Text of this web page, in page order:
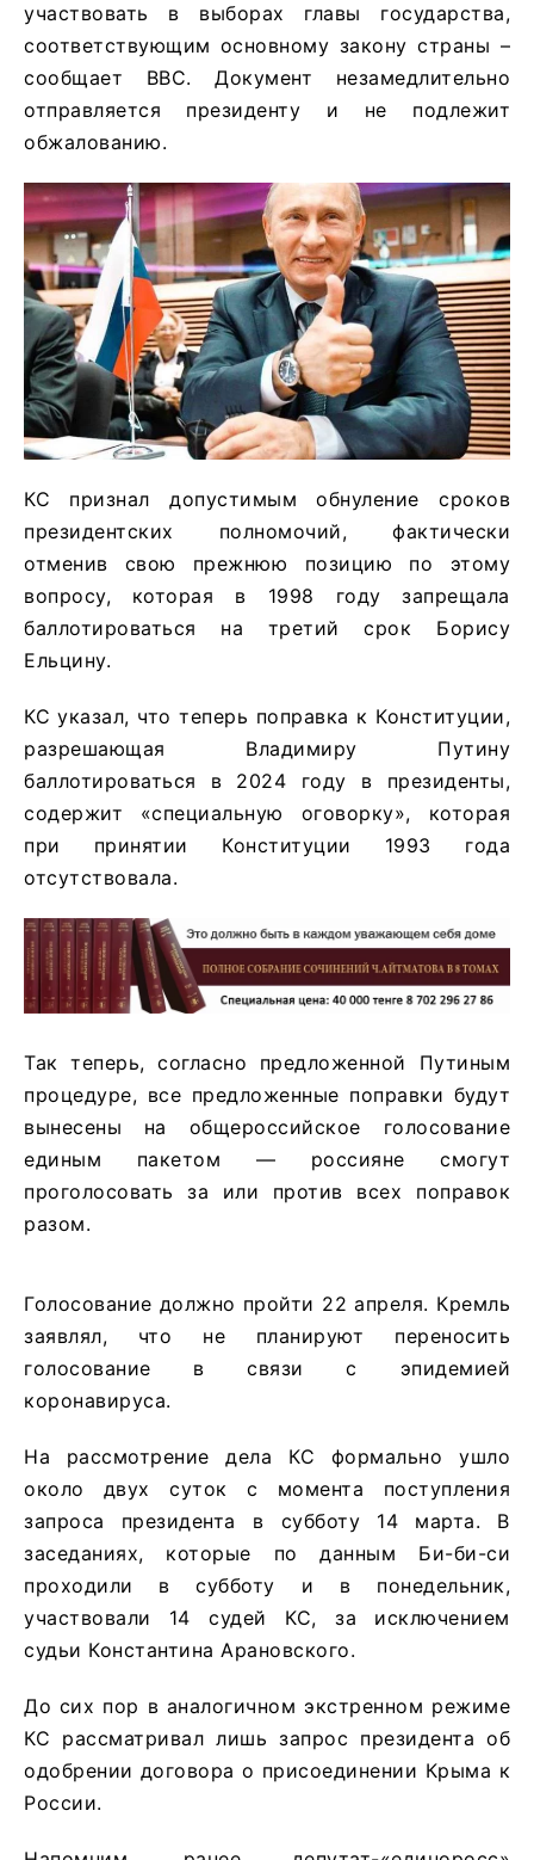
участвовать в выборах главы государства,
соответствующим основному закону страны –
сообщает ВВС. Документ незамедлительно
отправляется президенту и не подлежит
обжалованию.
КС признал допустимым обнуление сроков
президентских полномочий, фактически
отменив свою прежнюю позицию по этому
вопросу, которая в 1998 году запрещала
баллотироваться на третий срок Борису
Ельцину.
КС указал, что теперь поправка к Конституции,
разрешающая Владимиру Путину
баллотироваться в 2024 году в президенты,
содержит «специальную оговорку», которая
при принятии Конституции 1993 года
отсутствовала.
Так теперь, согласно предложенной Путиным
процедуре, все предложенные поправки будут
вынесены на общероссийское голосование
единым пакетом — россияне смогут
проголосовать за или против всех поправок
разом.
Голосование должно пройти 22 апреля. Кремль
заявлял, что не планируют переносить
голосование в связи с эпидемией
коронавируса.
На рассмотрение дела КС формально ушло
около двух суток с момента поступления
запроса президента в субботу 14 марта. В
заседаниях, которые по данным Би-би-си
проходили в субботу и в понедельник,
участвовали 14 судей КС, за исключением
судьи Константина Арановского.
До сих пор в аналогичном экстренном режиме
КС рассматривал лишь запрос президента об
одобрении договора о присоединении Крыма к
России.